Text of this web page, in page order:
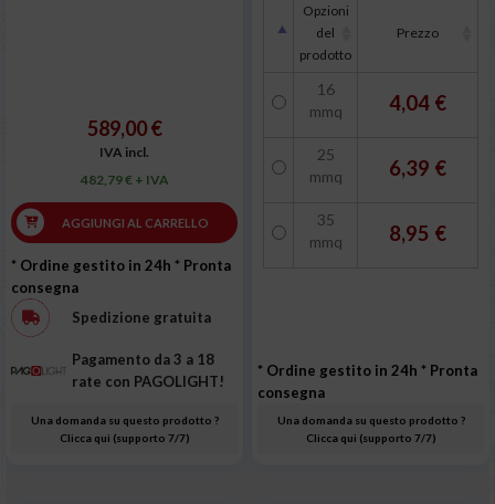
589,00 €
IVA incl.
482,79 € + IVA
AGGIUNGI AL CARRELLO
* Ordine gestito in 24h * Pronta
consegna
Spedizione gratuita
Pagamento da 3 a 18
rate con PAGOLIGHT!
Una domanda su questo prodotto ?
Clicca qui (supporto 7/7)
Opzioni
del
prodotto
Prezzo
16
mmq
4,04 €
25
mmq
6,39 €
35
mmq
8,95 €
* Ordine gestito in 24h * Pronta
consegna
Una domanda su questo prodotto ?
Clicca qui (supporto 7/7)